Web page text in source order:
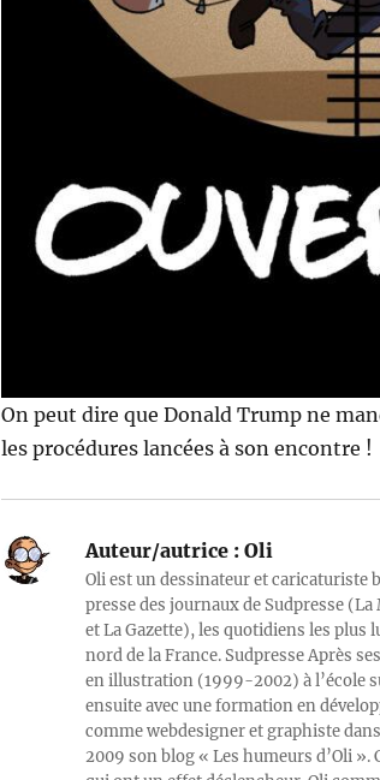
On peut dire que Donald Trump ne
les procédures lancées à son encontre !
Auteur/autrice :Oli
Oli est un dessinateur et caricaturiste
presse des journaux de Sudpresse
et La Gazette), les quotidiens les plus
nord de la France. Sudpresse Après
en illustration (1999-2002) à l’école
ensuite avec une formation en
comme webdesigner et graphiste
2009 son blog « Les humeurs d’Oli ».